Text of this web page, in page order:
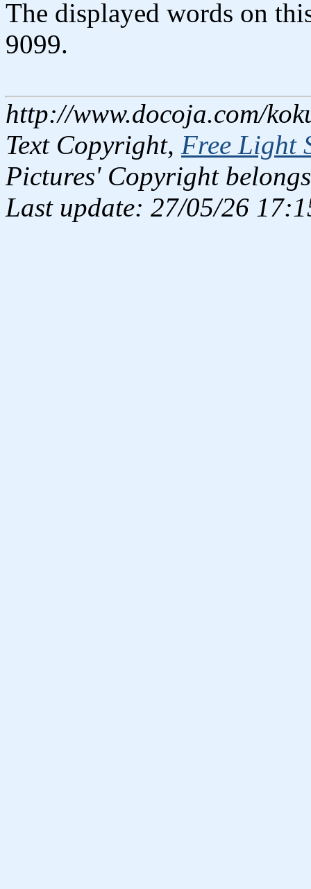
The displayed words on
9099.
http://www.docoja.com/
Text Copyright, Free Light
Pictures' Copyright
Last update: 27/05/26